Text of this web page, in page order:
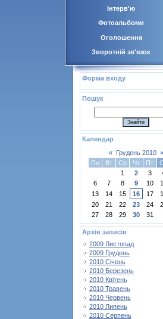
Інтерв'ю
Фотоальбоми
Оголошення
Зворотній зв'язок
Форма входу
Пошук
Календар
«
Грудень 2010 »
Пн
Вт Ср Чт Пт
1
2 3
6
7 8 9 10
13
14 15 16 17
20
21 22 23 24
27
28 29 30 31
Архів записів
2009 Листопад
2009 Грудень
2010 Січень
2010 Березень
2010 Квітень
2010 Травень
2010 Червень
2010 Липень
2010 Серпень